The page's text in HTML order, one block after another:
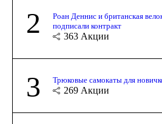
2
Роан Деннис и британская
подписали контракт
363 Акции
3 Трюковые самокаты для
269 Акции